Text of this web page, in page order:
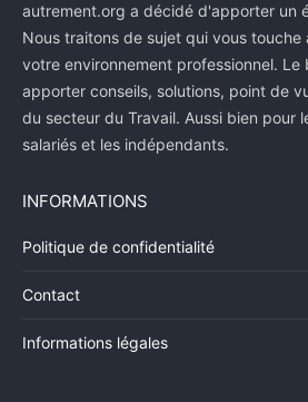
autrement.org a décidé d'apporter un
Nous traitons de sujet qui vous touche
votre environnement professionnel. Le
apporter conseils, solutions, point de
du secteur du Travail. Aussi bien pour
salariés et les indépendants.
INFORMATIONS
Politique de confidentialité
Contact
Informations légales